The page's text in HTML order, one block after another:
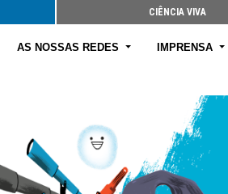
CIÊNCIA VIVA
AS NOSSAS REDES IMPRENSA